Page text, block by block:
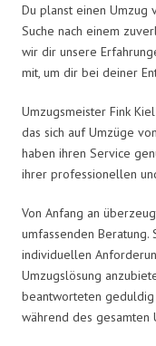
Du planst einen Umzug
Suche nach einem
wir dir unsere
mit, um dir bei deiner
Umzugsmeister Fink
das sich auf Umzüge
haben ihren Service
ihrer professionellen
Von Anfang an
umfassenden Beratung.
individuellen
Umzugslösung
beantworteten geduldig
während des gesamten